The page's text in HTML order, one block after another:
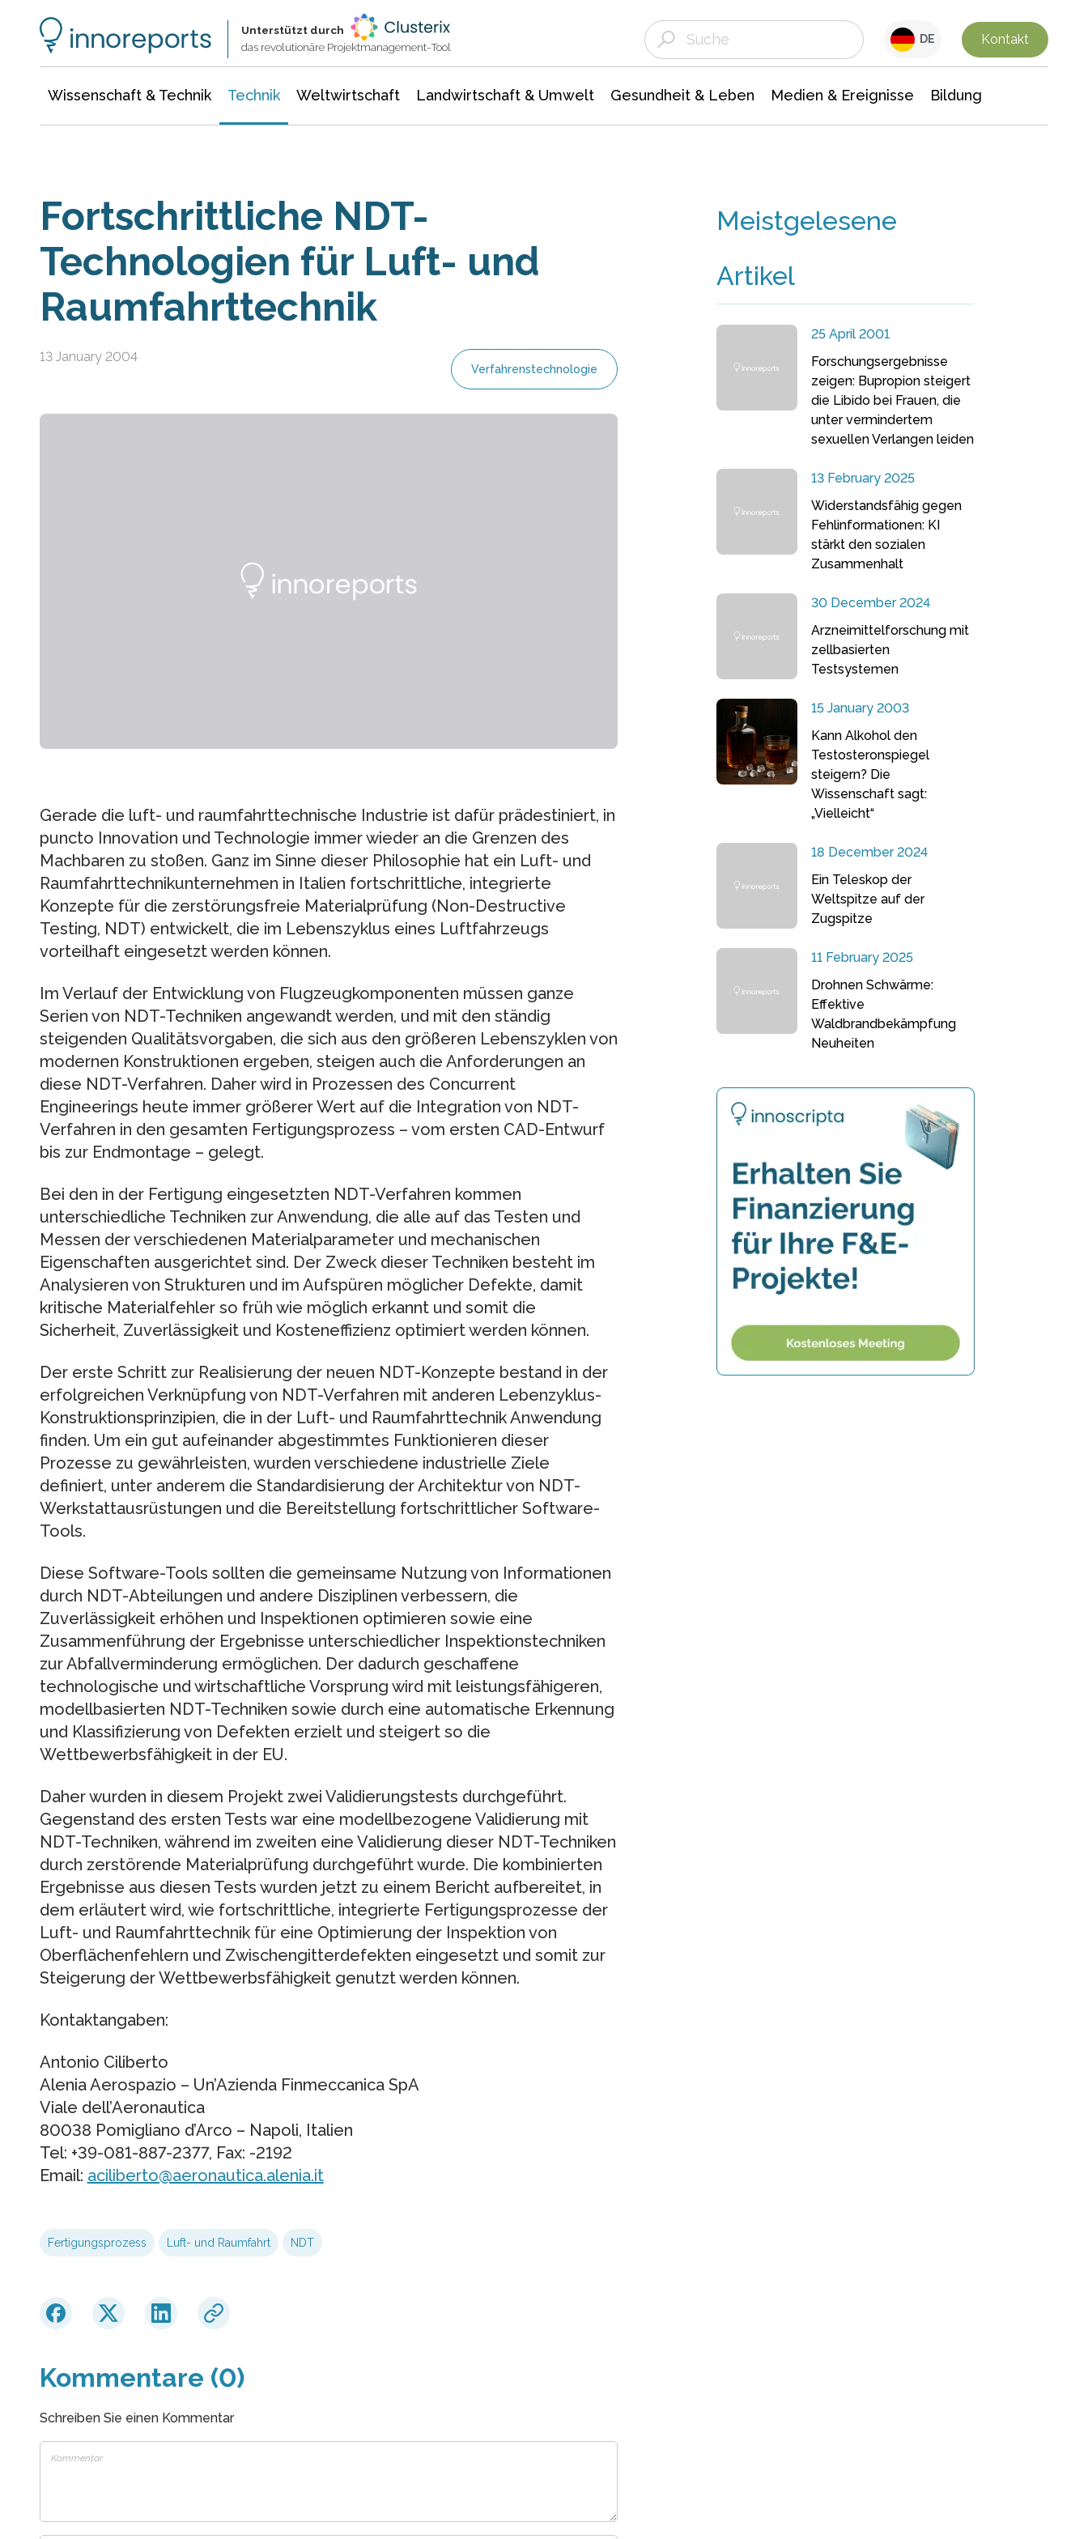
Unterstützt durch
das revolutionäre Projektmanagement-Tool
DE Kontakt
Wissenschaft & Technik Technik Weltwirtschaft Landwirtschaft & Umwelt Gesundheit & Leben Medien & Ereignisse Bildung
Fortschrittliche NDT-
Technologien für Luft- und
Raumfahrttechnik
13 January 2004
Verfahrenstechnologie
Gerade die luft- und raumfahrttechnische Industrie ist dafür prädestiniert, in
puncto Innovation und Technologie immer wieder an die Grenzen des
Machbaren zu stoßen. Ganz im Sinne dieser Philosophie hat ein Luft- und
Raumfahrttechnikunternehmen in Italien fortschrittliche, integrierte
Konzepte für die zerstörungsfreie Materialprüfung (Non-Destructive
Testing, NDT) entwickelt, die im Lebenszyklus eines Luftfahrzeugs
vorteilhaft eingesetzt werden können.
Im Verlauf der Entwicklung von Flugzeugkomponenten müssen ganze
Serien von NDT-Techniken angewandt werden, und mit den ständig
steigenden Qualitätsvorgaben, die sich aus den größeren Lebenszyklen von
modernen Konstruktionen ergeben, steigen auch die Anforderungen an
diese NDT-Verfahren. Daher wird in Prozessen des Concurrent
Engineerings heute immer größerer Wert auf die Integration von NDT-
Verfahren in den gesamten Fertigungsprozess – vom ersten CAD-Entwurf
bis zur Endmontage – gelegt.
Bei den in der Fertigung eingesetzten NDT-Verfahren kommen
unterschiedliche Techniken zur Anwendung, die alle auf das Testen und
Messen der verschiedenen Materialparameter und mechanischen
Eigenschaften ausgerichtet sind. Der Zweck dieser Techniken besteht im
Analysieren von Strukturen und im Aufspüren möglicher Defekte, damit
kritische Materialfehler so früh wie möglich erkannt und somit die
Sicherheit, Zuverlässigkeit und Kosteneffizienz optimiert werden können.
Der erste Schritt zur Realisierung der neuen NDT-Konzepte bestand in der
erfolgreichen Verknüpfung von NDT-Verfahren mit anderen Lebenzyklus-
Konstruktionsprinzipien, die in der Luft- und Raumfahrttechnik Anwendung
finden. Um ein gut aufeinander abgestimmtes Funktionieren dieser
Prozesse zu gewährleisten, wurden verschiedene industrielle Ziele
definiert, unter anderem die Standardisierung der Architektur von NDT-
Werkstattausrüstungen und die Bereitstellung fortschrittlicher Software-
Tools.
Diese Software-Tools sollten die gemeinsame Nutzung von Informationen
durch NDT-Abteilungen und andere Disziplinen verbessern, die
Zuverlässigkeit erhöhen und Inspektionen optimieren sowie eine
Zusammenführung der Ergebnisse unterschiedlicher Inspektionstechniken
zur Abfallverminderung ermöglichen. Der dadurch geschaffene
technologische und wirtschaftliche Vorsprung wird mit leistungsfähigeren,
modellbasierten NDT-Techniken sowie durch eine automatische Erkennung
und Klassifizierung von Defekten erzielt und steigert so die
Wettbewerbsfähigkeit in der EU.
Daher wurden in diesem Projekt zwei Validierungstests durchgeführt.
Gegenstand des ersten Tests war eine modellbezogene Validierung mit
NDT-Techniken, während im zweiten eine Validierung dieser NDT-Techniken
durch zerstörende Materialprüfung durchgeführt wurde. Die kombinierten
Ergebnisse aus diesen Tests wurden jetzt zu einem Bericht aufbereitet, in
dem erläutert wird, wie fortschrittliche, integrierte Fertigungsprozesse der
Luft- und Raumfahrttechnik für eine Optimierung der Inspektion von
Oberflächenfehlern und Zwischengitterdefekten eingesetzt und somit zur
Steigerung der Wettbewerbsfähigkeit genutzt werden können.
Kontaktangaben:
Antonio Ciliberto
Alenia Aerospazio – Un’Azienda Finmeccanica SpA
Viale dell’Aeronautica
80038 Pomigliano d’Arco – Napoli, Italien
Tel: +39-081-887-2377, Fax: -2192
Email: aciliberto@aeronautica.alenia.it
Fertigungsprozess Luft- und Raumfahrt NDT
Kommentare (0)
Schreiben Sie einen Kommentar
Meistgelesene
Artikel
25 April 2001
Forschungsergebnisse
zeigen: Bupropion steigert
die Libido bei Frauen, die
unter vermindertem
sexuellen Verlangen leiden
13 February 2025
Widerstandsfähig gegen
Fehlinformationen: KI
stärkt den sozialen
Zusammenhalt
30 December 2024
Arzneimittelforschung mit
zellbasierten
Testsystemen
15 January 2003
Kann Alkohol den
Testosteronspiegel
steigern? Die
Wissenschaft sagt:
„Vielleicht“
18 December 2024
Ein Teleskop der
Weltspitze auf der
Zugspitze
11 February 2025
Drohnen Schwärme:
Effektive
Waldbrandbekämpfung
Neuheiten